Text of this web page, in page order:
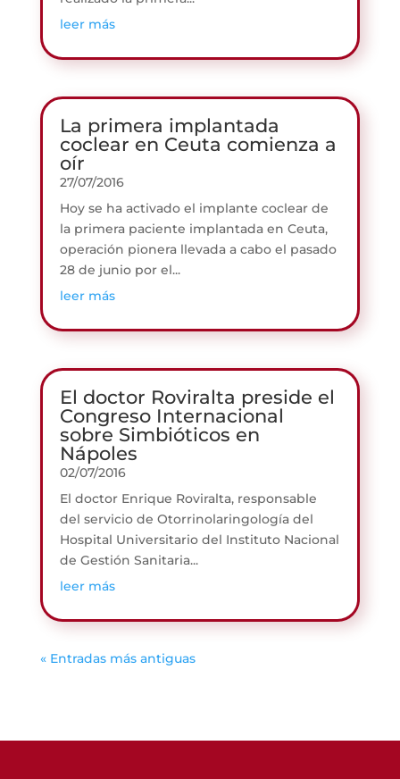
leer más
La primera implantada
coclear en Ceuta comienza a
oír
27/07/2016
Hoy se ha activado el implante coclear de
la primera paciente implantada en Ceuta,
operación pionera llevada a cabo el pasado
28 de junio por el...
leer más
El doctor Roviralta preside el
Congreso Internacional
sobre Simbióticos en
Nápoles
02/07/2016
El doctor Enrique Roviralta, responsable
del servicio de Otorrinolaringología del
Hospital Universitario del Instituto Nacional
de Gestión Sanitaria...
leer más
« Entradas más antiguas